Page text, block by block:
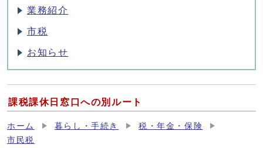
業務紹介
市税
お知らせ
課税課休日窓口への別ルート
ホーム 暮らし・手続き
税・年金・保険
市民税